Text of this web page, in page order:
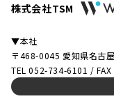
株式会社TSM
▼本社
〒468-0045 愛知県名古
TEL 052-734-6101 /